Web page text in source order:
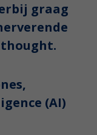
graag
(AI)